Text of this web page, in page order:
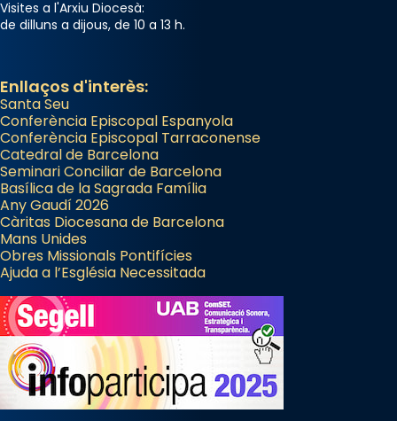
que les santes són filles de l’antiga Iluro.
Mataró en reivindicarà les relíquies fins que
a la “Missa de les Santes” (“Missa de
Glòria”) fou composta el 1848 per Mn.
Manuel Blanch, amb aire d’òpera
italianitzant; s’interpreta per privilegi
pontifici, amb orquestra i cor, i té una
duració aproximada de tres hores. Després,
processó (recuperada el 1972) al voltant
del temple amb les relíquies de les santes.
Des de 1985 hi participa també un grup de
diablesses amb música i ball propis. Festa
gran a Mataró.
«Si vols saber què és calor, ves per les
Santes a Mataró»🥵.
Photo
View on Facebook · Share
Visites a l'Arxiu Diocesà:
de dilluns a dijous, de 10 a 13 h.
Enllaços d'interès:
Santa Seu
Conferència Episcopal Espanyola
Conferència Episcopal Tarraconense
Catedral de Barcelona
Seminari Conciliar de Barcelona
Basílica de la Sagrada Família
Any Gaudí 2026
Càritas Diocesana de Barcelona
Mans Unides
Obres Missionals Pontifícies
Ajuda a l’Església Necessitada